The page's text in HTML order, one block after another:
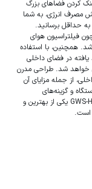
کردن فضاهای بزرگ
مصرف انرژی، به شما
به حداقل برسانید.
فیلتراسیون هوای
همچنین، با استفاده
یافته در فضای داخلی
خواهد شد. طراحی مدرن
از جمله مزایای آن
و گزینه‌های
پیشرفته، کولر گازی 24 هزار اینورتر گرین مدل GWS-H24P1T1A یکی از بهترین و
است.